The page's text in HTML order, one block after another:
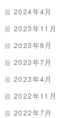
2024年4月
2023年11月
2023年8月
2023年7月
2023年4月
2022年11月
2022年7月